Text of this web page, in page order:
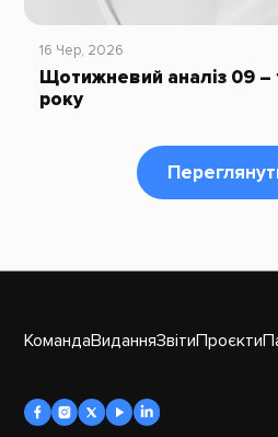
16 Чер, 2026
Щотижневий аналіз 09 –
року
КомандаВиданняЗвітиПроєкти